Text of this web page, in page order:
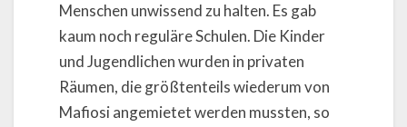
Menschen unwissend zu halten. Es gab
kaum noch reguläre Schulen. Die Kinder
und Jugendlichen wurden in privaten
Räumen, die größtenteils wiederum von
Mafiosi angemietet werden mussten, so